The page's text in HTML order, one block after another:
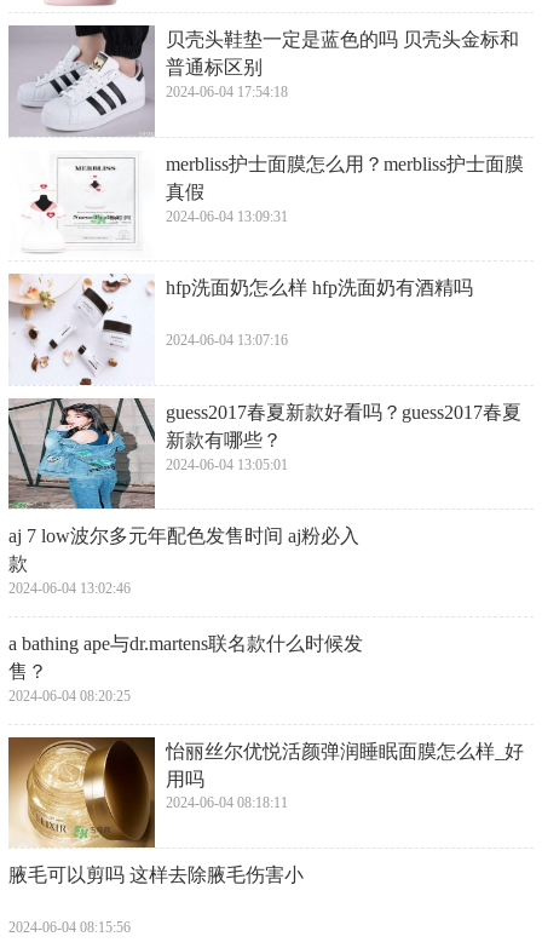
​贝壳头鞋垫一定是蓝色的吗 贝壳头金标和
普通标区别
2024-06-04 17:54:18
​merbliss护士面膜怎么用？merbliss护士面膜
真假
2024-06-04 13:09:31
​hfp洗面奶怎么样 hfp洗面奶有酒精吗
2024-06-04 13:07:16
​guess2017春夏新款好看吗？guess2017春夏
新款有哪些？
2024-06-04 13:05:01
​aj 7 low波尔多元年配色发售时间 aj粉必入
款
2024-06-04 13:02:46
​a bathing ape与dr.martens联名款什么时候发
售？
2024-06-04 08:20:25
​怡丽丝尔优悦活颜弹润睡眠面膜怎么样_好
用吗
2024-06-04 08:18:11
​腋毛可以剪吗 这样去除腋毛伤害小
2024-06-04 08:15:56